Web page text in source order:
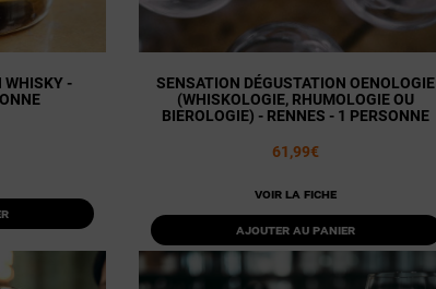
WHISKY -
SENSATION DÉGUSTATION OENOLOGIE
(WHISKOLOGIE, RHUMOLOGIE OU
BIEROLOGIE) - RENNES - 1 PERSONNE
61,99€
Voir la fiche
Ajouter au panier